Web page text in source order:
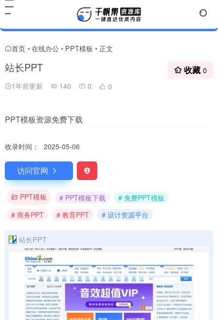
首页 • 在线办公 • PPT模板 • 正文
站长PPT
1年前更新 140 0 0
收藏 0
PPT模板资源免费下载
收录时间： 2025-05-06
访问官网
PPT模板 # PPT模板下载
# 免费PPT模板
# 商务PPT
# 教育PPT # 设计资源平台
站长PPT